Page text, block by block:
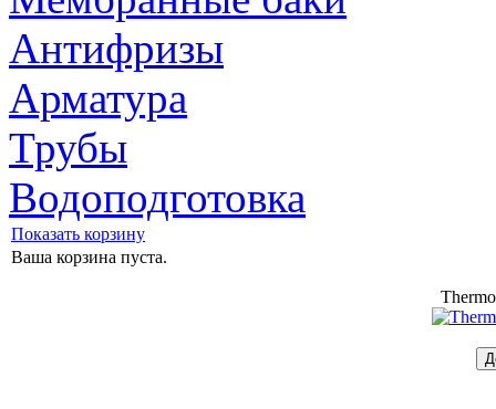
Антифризы
Арматура
Трубы
Водоподготовка
Показать корзину
Ваша корзина пуста.